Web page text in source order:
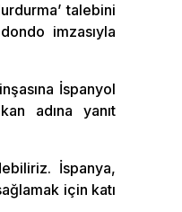
talebini
imzasıyla
İspanyol
adına yanıt
İspanya,
için katı